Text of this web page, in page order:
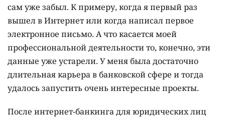
сам уже забыл. К примеру, когда я первый раз
вышел в Интернет или когда написал первое
электронное письмо. А что касается моей
профессиональной деятельности то, конечно, эти
данные уже устарели. У меня была достаточно
длительная карьера в банковской сфере и тогда
удалось запустить очень интересные проекты.
После интернет-банкинга для юридических лиц